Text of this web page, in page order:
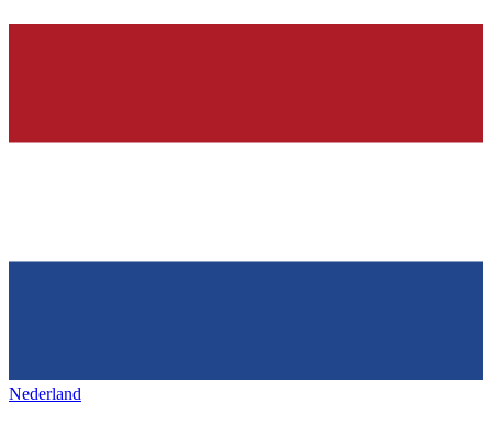
Nederland